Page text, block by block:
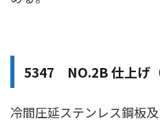
5347 NO.2B 仕上げ
冷間圧延ステンレス鋼板